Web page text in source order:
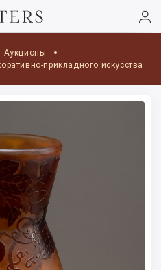
Аукционы
прикладного искусства